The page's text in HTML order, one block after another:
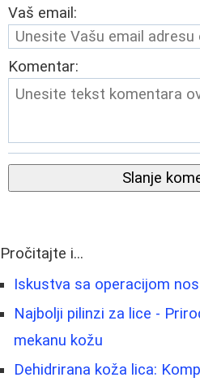
Vaš email:
Komentar:
Slanje
Pročitajte i...
Iskustva sa operacijom
Najbolji pilinzi za lice -
mekanu kožu
Dehidrirana koža lica: